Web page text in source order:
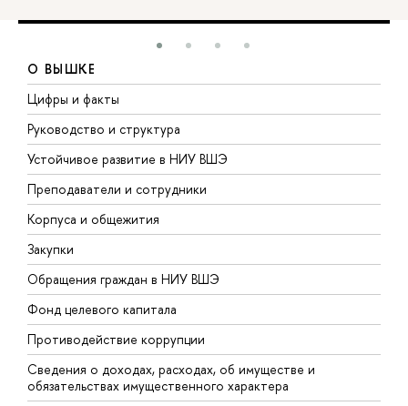
О ВЫШКЕ
Цифры и факты
Руководство и структура
Устойчивое развитие в НИУ ВШЭ
Преподаватели и сотрудники
Корпуса и общежития
Закупки
Обращения граждан в НИУ ВШЭ
Фонд целевого капитала
Противодействие коррупции
Сведения о доходах, расходах, об имуществе и
обязательствах имущественного характера